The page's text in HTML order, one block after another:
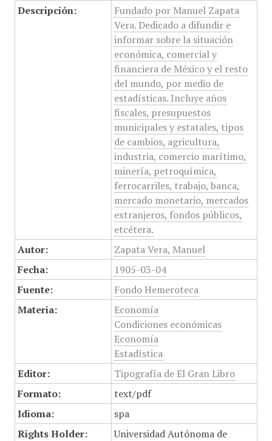
Descripción:
Fundado por Manuel Zapata
Vera. Dedicado a difundir e
informar sobre la situación
económica, comercial y
financiera de México y el resto
del mundo, por medio de
estadísticas. Incluye años
fiscales, presupuestos
municipales y estatales, tipos
de cambios, agricultura,
industria, comercio marítimo,
minería, petroquímica,
ferrocarriles, trabajo, banca,
mercado monetario, mercados
extranjeros, fondos públicos,
etcétera.
Autor:
Zapata Vera, Manuel
Fecha:
1905-03-04
Fuente:
Fondo Hemeroteca
Materia:
Economía
Condiciones económicas
Economía
Estadística
Editor:
Tipografía de El Gran Libro
Formato:
text/pdf
Idioma:
spa
Rights Holder:
Universidad Autónoma de